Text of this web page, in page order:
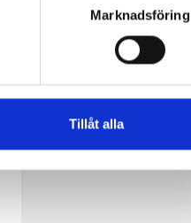
Marknadsföring
Tillåt alla